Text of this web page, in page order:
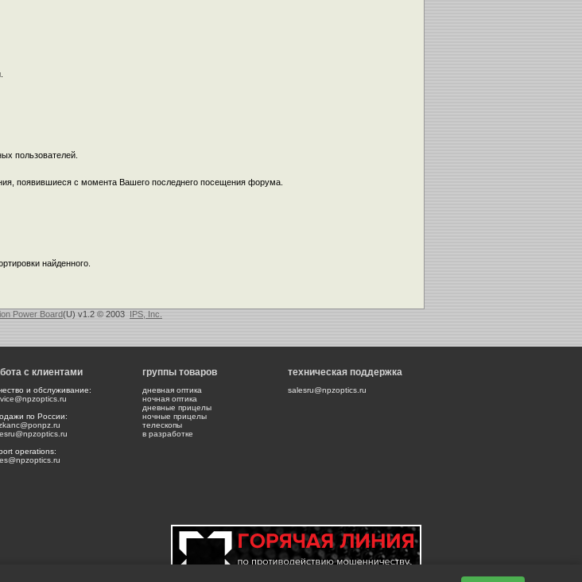
пользователей.
появившиеся с момента Вашего последнего посещения форума.
найденного.
Power Board(U) v1.2 © 2003 IPS, Inc.
с клиентами
и обслуживание:
по России:
operations:
группы товаров
дневная оптика
ночная оптика
дневные прицелы
ночные прицелы
телескопы
в разработке
техническая поддержка
salesru@npzoptics.ru